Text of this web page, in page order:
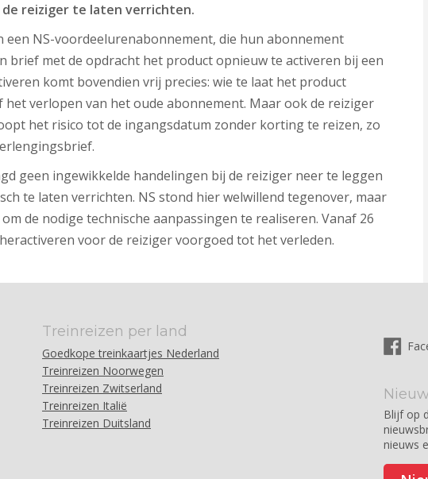
reiziger te laten verrichten.
NS-voordeelurenabonnement, die hun abonnement
brief met de opdracht het product opnieuw te activeren bij een
komt bovendien vrij precies: wie te laat het product
verlopen van het oude abonnement. Maar ook de reiziger
het risico tot de ingangsdatum zonder korting te reizen, zo
geen ingewikkelde handelingen bij de reiziger neer te leggen
te laten verrichten. NS stond hier welwillend tegenover, maar
de nodige technische aanpassingen te realiseren. Vanaf 26
voor de reiziger voorgoed tot het verleden.
Treinreizen per land
Goedkope treinkaartjes Nederland
Treinreizen Noorwegen
Treinreizen Zwitserland
Treinreizen Italië
Treinreizen Duitsland
Blijf op
nieuws